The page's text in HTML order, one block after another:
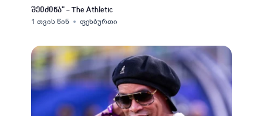
შეიძინა" - The Athletic
1 თვის წინ ფეხბურთი